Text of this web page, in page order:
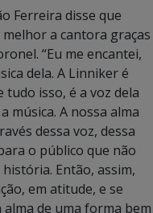
Ferreira disse que
a cantora graças
“Eu me encantei,
dela. A Linniker é
tudo isso, é a voz dela
música. A nossa alma
dessa voz, dessa
o público que não
Então, assim,
em atitude, e se
de uma forma bem